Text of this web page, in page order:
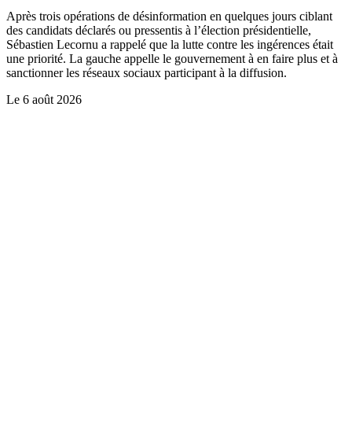
Après trois opérations de désinformation en quelques jours ciblant
des candidats déclarés ou pressentis à l’élection présidentielle,
Sébastien Lecornu a rappelé que la lutte contre les ingérences était
une priorité. La gauche appelle le gouvernement à en faire plus et à
sanctionner les réseaux sociaux participant à la diffusion.
Le 6 août 2026